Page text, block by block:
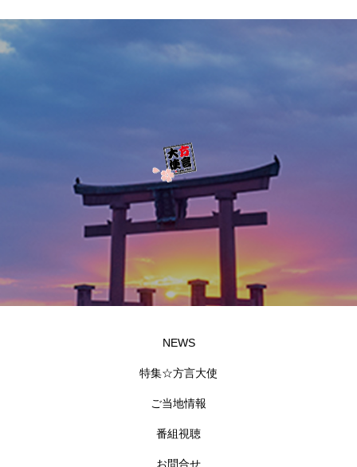
NEWS
特集☆方言大使
ご当地情報
番組視聴
お問合せ